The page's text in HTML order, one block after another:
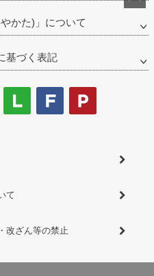
ジト
かた)」について
基づく表記
て
改ざん等の禁止